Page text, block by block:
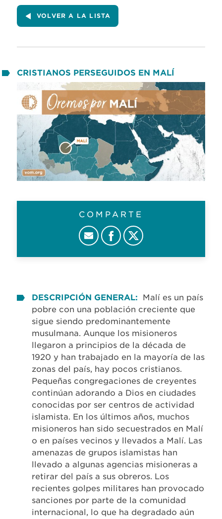
VOLVER A LA LISTA
CRISTIANOS PERSEGUIDOS EN MALÍ
COMPARTE
DESCRIPCIÓN GENERAL:
Malí es un país
pobre con una población creciente que
sigue siendo predominantemente
musulmana. Aunque los misioneros
llegaron a principios de la década de
1920 y han trabajado en la mayoría de las
zonas del país, hay pocos cristianos.
Pequeñas congregaciones de creyentes
continúan adorando a Dios en ciudades
conocidas por ser centros de actividad
islamista. En los últimos años, muchos
misioneros han sido secuestrados en Malí
o en países vecinos y llevados a Malí. Las
amenazas de grupos islamistas han
llevado a algunas agencias misioneras a
retirar del país a sus obreros. Los
recientes golpes militares han provocado
sanciones por parte de la comunidad
internacional, lo que ha degradado aún